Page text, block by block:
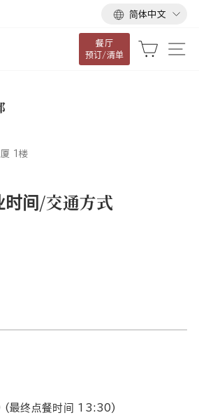
语
言
简体中文
餐厅
预订/清单
大车
1楼
时间/交通方式
最终点餐时间 13:30)